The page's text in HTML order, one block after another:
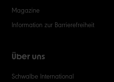
Magazine
Information zur Barrierefreiheit
Über uns
Schwalbe International